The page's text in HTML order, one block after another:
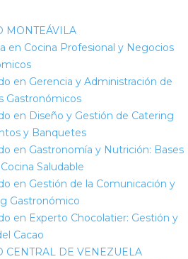
MONTEÁVILA
en Cocina Profesional y Negocios
en Gerencia y Administración de
Gastronómicos
en Diseño y Gestión de Catering
y Banquetes
en Gastronomía y Nutrición: Bases
Saludable
en Gestión de la Comunicación y
Gastronómico
en Experto Chocolatier: Gestión y
Cacao
CENTRAL DE VENEZUELA